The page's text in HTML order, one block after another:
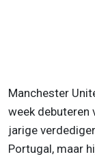
Manchester
week debuteren
jarige
Portugal, maar